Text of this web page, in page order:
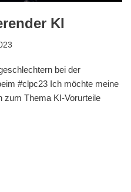
KI
bei der
#clpc23 Ich möchte meine
zum Thema KI-Vorurteile